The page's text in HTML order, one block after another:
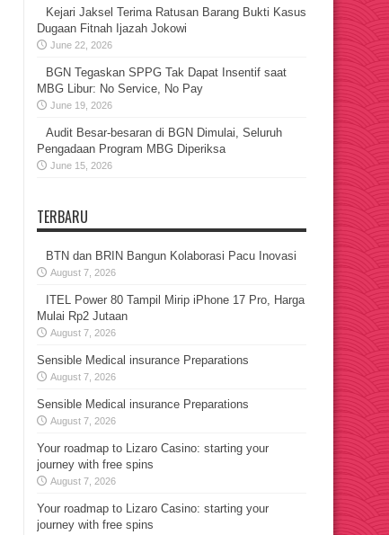
Kejari Jaksel Terima Ratusan Barang Bukti Kasus
Dugaan Fitnah Ijazah Jokowi
June 22, 2026
BGN Tegaskan SPPG Tak Dapat Insentif saat
MBG Libur: No Service, No Pay
June 19, 2026
Audit Besar-besaran di BGN Dimulai, Seluruh
Pengadaan Program MBG Diperiksa
June 15, 2026
TERBARU
BTN dan BRIN Bangun Kolaborasi Pacu Inovasi
August 7, 2026
ITEL Power 80 Tampil Mirip iPhone 17 Pro, Harga
Mulai Rp2 Jutaan
August 7, 2026
Sensible Medical insurance Preparations
August 7, 2026
Sensible Medical insurance Preparations
August 7, 2026
Your roadmap to Lizaro Casino: starting your
journey with free spins
August 7, 2026
Your roadmap to Lizaro Casino: starting your
journey with free spins